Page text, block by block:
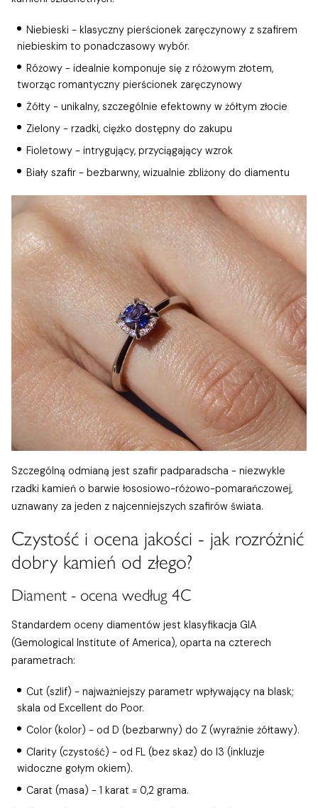
Niebieski - klasycznypierścionek zaręczynowy z szafirem
niebieskim to ponadczasowy wybór.
Różowy - idealnie komponuje się z różowym złotem,
tworząc romantyczny pierścionek zaręczynowy
Żółty - unikalny, szczególnie efektowny w żółtym złocie
Zielony - rzadki, ciężko dostępny do zakupu
Fioletowy - intrygujący, przyciągający wzrok
Biały szafir - bezbarwny, wizualnie zbliżony do diamentu
Szczególną odmianą jest szafir padparadscha - niezwykle
rzadki kamień o barwie łososiowo-różowo-pomarańczowej,
uznawany za jeden z najcenniejszych szafirów świata.
Czystość i ocena jakości - jak rozróżnić
dobry kamień od złego?
Diament - ocena według 4C
Standardem oceny diamentów jest klasyfikacja GIA
(Gemological Institute of America), oparta na czterech
parametrach:
Cut (szlif) - najważniejszy parametr wpływający na blask;
skala od Excellent do Poor.
Color (kolor) - od D (bezbarwny) do Z (wyraźnie żółtawy).
Clarity (czystość) - od FL (bez skaz) do I3 (inkluzje
widoczne gołym okiem).
Carat (masa) - 1 karat = 0,2 grama.